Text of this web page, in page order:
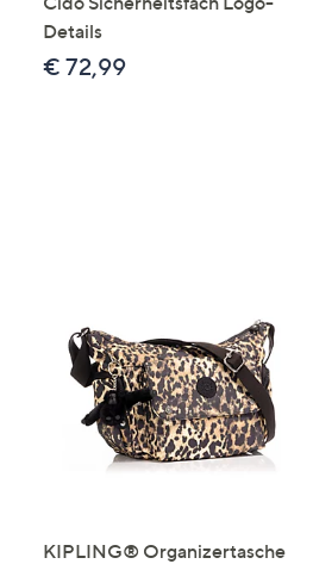
Details
€ 72,99
KIPLING® Organizertasche